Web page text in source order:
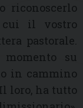
riconoscerlo
cui il vostro
pastorale.
su
in cammino
loro, ha tutto